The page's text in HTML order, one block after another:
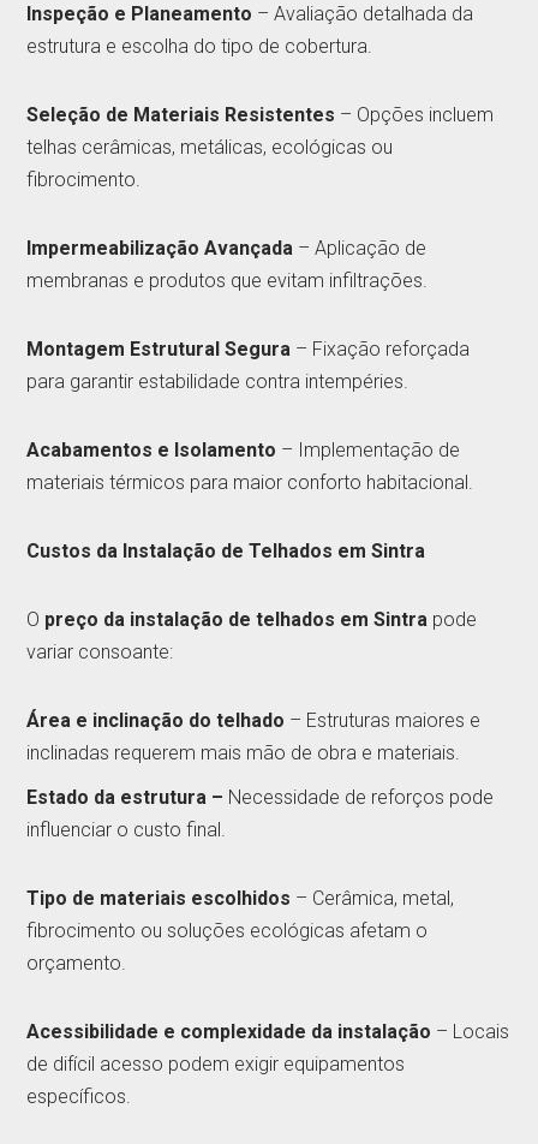
Inspeção e Planeamento – Avaliação detalhada da
estrutura e escolha do tipo de cobertura.
Seleção de Materiais Resistentes – Opções incluem
telhas cerâmicas, metálicas, ecológicas ou
fibrocimento.
Impermeabilização Avançada – Aplicação de
membranas e produtos que evitam infiltrações.
Montagem Estrutural Segura – Fixação reforçada
para garantir estabilidade contra intempéries.
Acabamentos e Isolamento – Implementação de
materiais térmicos para maior conforto habitacional.
Custos da Instalação de Telhados em Sintra
O preço da instalação de telhados em Sintra pode
variar consoante:
Área e inclinação do telhado – Estruturas maiores e
inclinadas requerem mais mão de obra e materiais.
Estado da estrutura – Necessidade de reforços pode
influenciar o custo final.
Tipo de materiais escolhidos – Cerâmica, metal,
fibrocimento ou soluções ecológicas afetam o
orçamento.
Acessibilidade e complexidade da instalação – Locais
de difícil acesso podem exigir equipamentos
específicos.